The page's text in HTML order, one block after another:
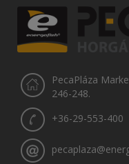
PecaPláza
246-248.
+36-29-553-400